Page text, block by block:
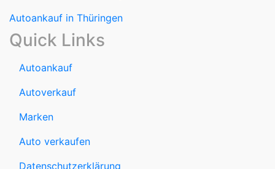
Autoankauf in Thüringen
Quick Links
Autoankauf
Autoverkauf
Marken
Auto verkaufen
Datenschutzerklärung